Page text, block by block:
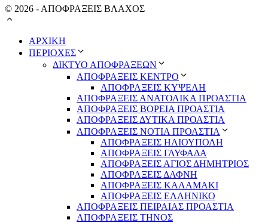
© 2026 - ΑΠΟΦΡΑΞΕΙΣ ΒΛΑΧΟΣ
ΑΡΧΙΚΗ
ΠΕΡΙΟΧΕΣ
ΔΙΚΤΥΟ ΑΠΟΦΡΑΞΕΩΝ
ΑΠΟΦΡΑΞΕΙΣ ΚΕΝΤΡΟ
ΑΠΟΦΡΑΞΕΙΣ ΚΥΨΕΛΗ
ΑΠΟΦΡΑΞΕΙΣ ΑΝΑΤΟΛΙΚΑ ΠΡΟΑΣΤΙΑ
ΑΠΟΦΡΑΞΕΙΣ ΒΟΡΕΙΑ ΠΡΟΑΣΤΙΑ
ΑΠΟΦΡΑΞΕΙΣ ΔΥΤΙΚΑ ΠΡΟΑΣΤΙΑ
ΑΠΟΦΡΑΞΕΙΣ ΝΟΤΙΑ ΠΡΟΑΣΤΙΑ
ΑΠΟΦΡΑΞΕΙΣ ΗΛΙΟΥΠΟΛΗ
ΑΠΟΦΡΑΞΕΙΣ ΓΛΥΦΑΔΑ
ΑΠΟΦΡΑΞΕΙΣ ΑΓΙΟΣ ΔΗΜΗΤΡΙΟΣ
ΑΠΟΦΡΑΞΕΙΣ ΔΑΦΝΗ
ΑΠΟΦΡΑΞΕΙΣ ΚΑΛΑΜΑΚΙ
ΑΠΟΦΡΑΞΕΙΣ ΕΛΛΗΝΙΚΟ
ΑΠΟΦΡΑΞΕΙΣ ΠΕΙΡΑΙΑΣ ΠΡΟΑΣΤΙΑ
ΑΠΟΦΡΑΞΕΙΣ ΤΗΝΟΣ